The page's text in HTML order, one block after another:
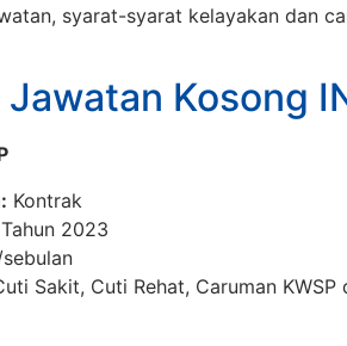
syarat-syarat kelayakan dan
Kosong
Kontrak
Tahun 2023
Sakit, Cuti Rehat, Caruman KWSP